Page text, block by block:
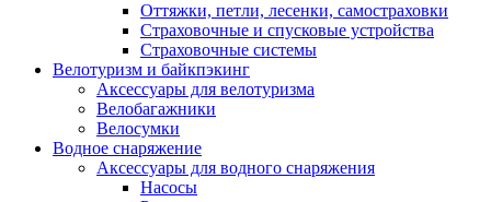
Оттяжки, петли, лесенки, самостраховки
Страховочные и спусковые устройства
Страховочные системы
Велотуризм и байкпэкинг
Аксессуары для велотуризма
Велобагажники
Велосумки
Водное снаряжение
Аксессуары для водного снаряжения
Насосы